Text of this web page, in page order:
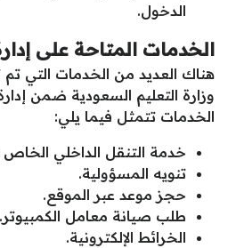
الدخول.
الخدمات المتاحة على
هناك العديد من الخدمات التي
وزارة التعليم السعودية ضمن
الخدمات تتمثل فيما يلي:
خدمة التنقل الداخلي الخاص
تنويه المسؤولية.
حجز موعد عبر الموقع.
طلب صيانة معامل الكمبيوتر.
الخرائط الإلكترونية.